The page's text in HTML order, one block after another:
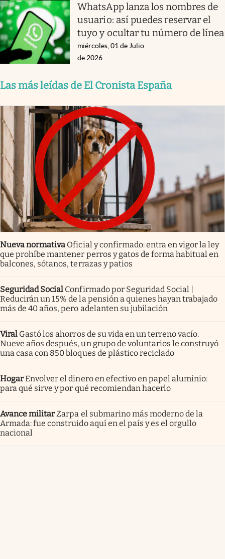
WhatsApp lanza los nombres de
usuario: así puedes reservar el
tuyo y ocultar tu número de línea
miércoles, 01 de Julio
de 2026
Las más leídas de El Cronista España
Nueva normativa Oficial y confirmado: entra en vigor la ley
que prohíbe mantener perros y gatos de forma habitual en
balcones, sótanos, terrazas y patios
Seguridad Social Confirmado por Seguridad Social |
Reducirán un 15% de la pensión a quienes hayan trabajado
más de 40 años, pero adelanten su jubilación
Viral Gastó los ahorros de su vida en un terreno vacío.
Nueve años después, un grupo de voluntarios le construyó
una casa con 850 bloques de plástico reciclado
HogarEnvolver el dinero en efectivo en papel aluminio:
para qué sirve y por qué recomiendan hacerlo
Avance militarZarpa el submarino más moderno de la
Armada: fue construido aquí en el país y es el orgullo
nacional